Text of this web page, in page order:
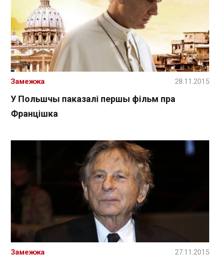
У Польшчы паказалі першы фільм пра
Францішка
Замежжа 28.11.2015
Замежжа 27.11.2015